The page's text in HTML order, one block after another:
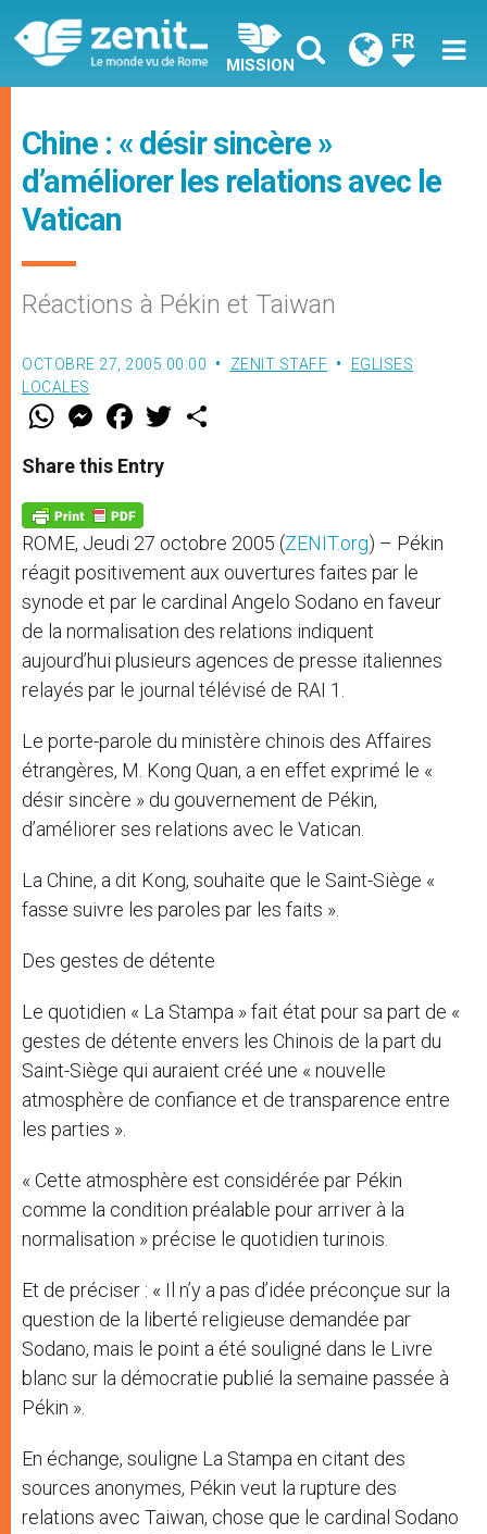
MISSION
FR
Chine : « désir sincère »
d’améliorer les relations avec le
Vatican
Réactions à Pékin et Taiwan
OCTOBRE 27, 2005 00:00 ZENIT STAFF
EGLISES
LOCALES
W
t
s
p
p
M
e
s
e
g
e
r
F
a
e
b
o
k
w
Share this Entry
ROME, Jeudi 27 octobre 2005 (ZENIT.org) – Pékin
réagit positivement aux ouvertures faites par le
synode et par le cardinal Angelo Sodano en faveur
de la normalisation des relations indiquent
aujourd’hui plusieurs agences de presse italiennes
relayés par le journal télévisé de RAI 1.
Le porte-parole du ministère chinois des Affaires
étrangères, M. Kong Quan, a en effet exprimé le «
désir sincère » du gouvernement de Pékin,
d’améliorer ses relations avec le Vatican.
La Chine, a dit Kong, souhaite que le Saint-Siège «
fasse suivre les paroles par les faits ».
Des gestes de détente
Le quotidien « La Stampa » fait état pour sa part de «
gestes de détente envers les Chinois de la part du
Saint-Siège qui auraient créé une « nouvelle
atmosphère de confiance et de transparence entre
les parties ».
« Cette atmosphère est considérée par Pékin
comme la condition préalable pour arriver à la
normalisation » précise le quotidien turinois.
Et de préciser : « Il n’y a pas d’idée préconçue sur la
question de la liberté religieuse demandée par
Sodano, mais le point a été souligné dans le Livre
blanc sur la démocratie publié la semaine passée à
Pékin ».
En échange, souligne La Stampa en citant des
sources anonymes, Pékin veut la rupture des
relations avec Taiwan, chose que le cardinal Sodano